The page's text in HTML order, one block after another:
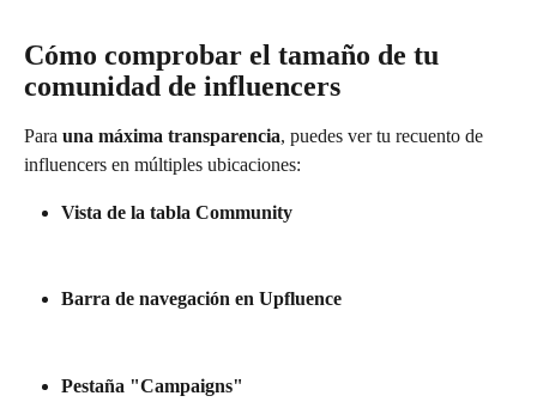
Cómo comprobar el tamaño de tu
comunidad de influencers
Para una máxima transparencia, puedes ver tu recuento de
influencers en múltiples ubicaciones:
Vista de la tabla Community
Barra de navegación en Upfluence
Pestaña "Campaigns"